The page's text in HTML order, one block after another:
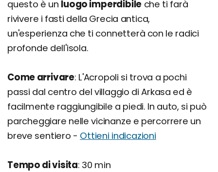
questo è un luogo imperdibile che ti farà
rivivere i fasti della Grecia antica,
un'esperienza che ti connetterà con le radici
profonde dell'isola.
Come arrivare: L'Acropoli si trova a pochi
passi dal centro del villaggio di Arkasa ed è
facilmente raggiungibile a piedi. In auto, si può
parcheggiare nelle vicinanze e percorrere un
breve sentiero - Ottieni indicazioni
Tempo di visita: 30 min